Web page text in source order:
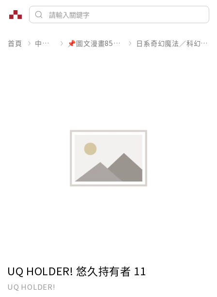
首頁 中文書 📌圖文漫畫85折起 日系奇幻魔法／科幻冒險
UQ HOLDER! 悠久持有者 11
UQ HOLDER!